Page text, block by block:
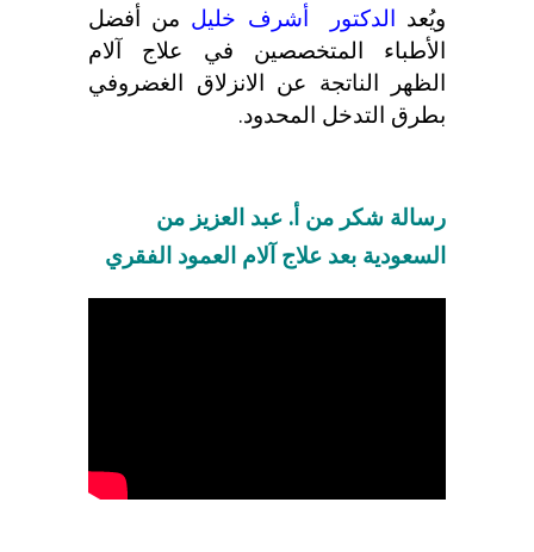
ويُعد الدكتور أشرف خليل من أفضل
الأطباء المتخصصين في علاج آلام
الظهر الناتجة عن الانزلاق الغضروفي
بطرق التدخل المحدود.
رسالة شكر من أ. عبد العزيز من
السعودية بعد علاج آلام العمود الفقري